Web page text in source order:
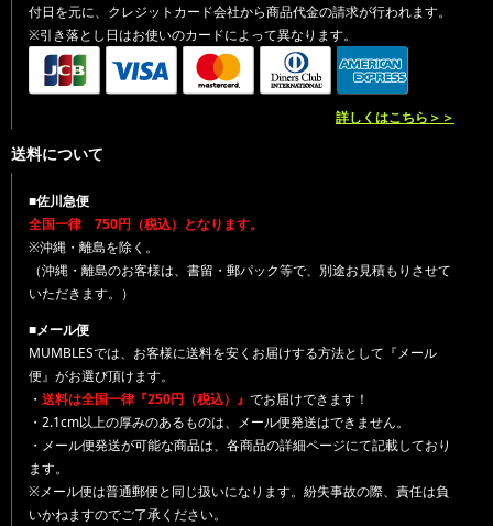
付日を元に、クレジットカード会社から商品代金の請求が行われます。
※引き落とし日はお使いのカードによって異なります。
詳しくはこちら＞＞
送料について
■佐川急便
全国一律 750円（税込）となります。
※沖縄・離島を除く。
（沖縄・離島のお客様は、書留・郵パック等で、別途お見積もりさせて
いただきます。）
■メール便
MUMBLESでは、お客様に送料を安くお届けする方法として『メール
便』がお選び頂けます。
・ 送料は全国一律『250円（税込）』 でお届けできます！
・2.1cm以上の厚みのあるものは、メール便発送はできません。
・メール便発送が可能な商品は、各商品の詳細ページにて記載しており
ます。
※メール便は普通郵便と同じ扱いになります。紛失事故の際、責任は負
いかねますのでご了承ください。